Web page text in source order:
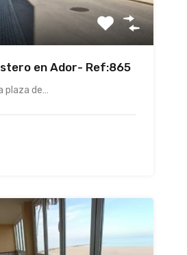
en Ador- Ref:865
plaza de…